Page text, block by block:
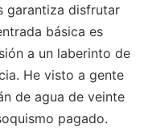
garantiza disfrutar
básica es
a un laberinto de
He visto a gente
de agua de veinte
pagado.